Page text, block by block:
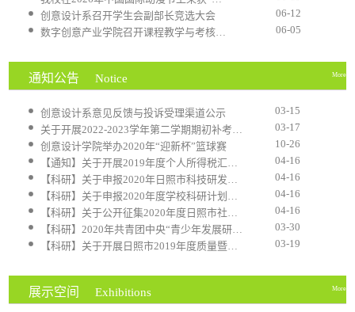
创意设计系召开学生会副部长竞选大会
06-12
数字创意产业学院召开课程教学与考核机制专题研讨会
06-05
通知公告 Notice More
创意设计系意见反馈与投诉受理渠道公示
03-15
关于开展2022-2023学年第二学期期初补考工作的通知
03-17
创意设计学院举办2020年“迎新杯”篮球赛
10-26
【通知】关于开展2019年度个人所得税汇算清缴的通...
04-16
【科研】关于申报2020年日照市科技研发项目的通知
04-16
【科研】关于申报2020年度学校科研计划项目的通知
04-16
【科研】关于公开征集2020年度日照市社会科学课题...
04-16
【科研】2020年共青团中央“青少年发展研究”课题...
03-30
【科研】关于开展日照市2019年度质量暨知识产权建...
03-19
展示空间 Exhibitions More